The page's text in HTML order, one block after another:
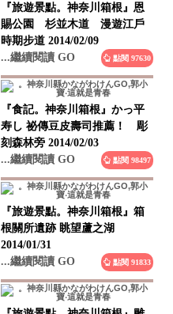
賜公園 杉並木道 漫遊江戶
時期步道 2014/02/09
...繼續閱讀 GO
『食記。神奈川箱根』かっ平
寿し 祕傳豆皮壽司推薦！ 彫
刻森林旁 2014/02/03
...繼續閱讀 GO
『旅遊景點。神奈川箱根』箱
根關所遺跡 眺望蘆之湖
2014/01/31
...繼續閱讀 GO
『旅遊景點。神奈川箱根』雕